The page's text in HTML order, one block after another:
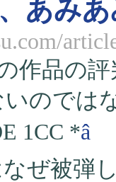
あみ
作品の
のでは
1CC *â
ぜ被弾